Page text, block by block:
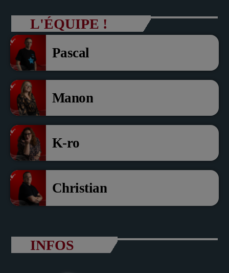
président com de com
L'ÉQUIPE !
Pascal
Manon
K-ro
Christian
INFOS